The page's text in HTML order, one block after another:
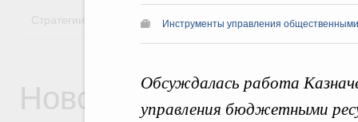
Инструменты управления
Обсуждалась работа
управления бюджетными
Стратегии Государственные программы
Новости